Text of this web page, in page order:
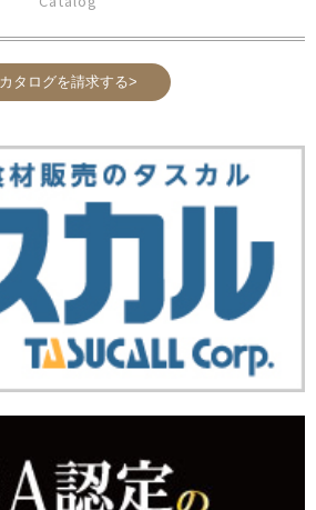
カタログを請求する>